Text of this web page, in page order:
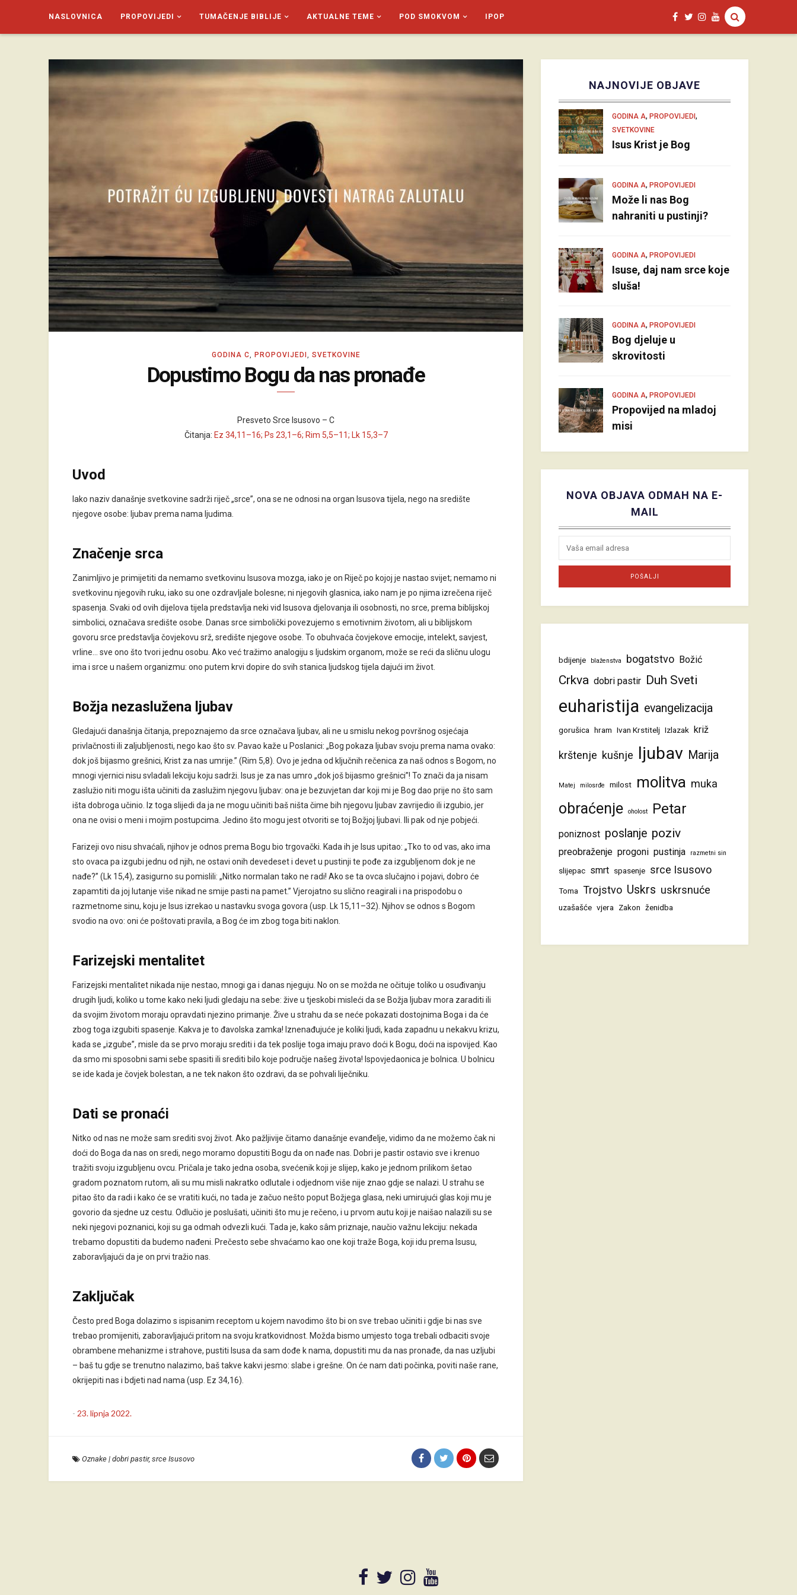
NASLOVNICA PROPOVIJEDI TUMAČENJE BIBLIJE AKTUALNE TEME POD SMOKVOM IPOP
SAGUD.XYZ
GODINA C, PROPOVIJEDI , SVETKOVINE
Dopustimo Bogu da nas pronađe
Presveto Srce Isusovo – C
Čitanja: Ez 34,11–16; Ps 23,1–6; Rim 5,5–11; Lk 15,3–7
Uvod
Iako naziv današnje svetkovine sadrži riječ „srce”, ona se ne odnosi na organ Isusova tijela, nego na središte
njegove osobe: ljubav prema nama ljudima.
Značenje srca
Zanimljivo je primijetiti da nemamo svetkovinu Isusova mozga, iako je on Riječ po kojoj je nastao svijet; nemamo ni
svetkovinu njegovih ruku, iako su one ozdravljale bolesne; ni njegovih glasnica, iako nam je po njima izrečena riječ
spasenja. Svaki od ovih dijelova tijela predstavlja neki vid Isusova djelovanja ili osobnosti, no srce, prema biblijskoj
simbolici, označava središte osobe. Danas srce simbolički povezujemo s emotivnim životom, ali u biblijskom
govoru srce predstavlja čovjekovu srž, središte njegove osobe. To obuhvaća čovjekove emocije, intelekt, savjest,
vrline… sve ono što tvori jednu osobu. Ako već tražimo analogiju s ljudskim organom, može se reći da sličnu ulogu
ima i srce u našem organizmu: ono putem krvi dopire do svih stanica ljudskog tijela dajući im život.
Božja nezaslužena ljubav
Gledajući današnja čitanja, prepoznajemo da srce označava ljubav, ali ne u smislu nekog površnog osjećaja
privlačnosti ili zaljubljenosti, nego kao što sv. Pavao kaže u Poslanici: „Bog pokaza ljubav svoju prema nama ovako:
dok još bijasmo grešnici, Krist za nas umrije.” (Rim 5,8). Ovo je jedna od ključnih rečenica za naš odnos s Bogom, no
mnogi vjernici nisu svladali lekciju koju sadrži. Isus je za nas umro „dok još bijasmo grešnici”! To znači da ja nisam
zaslužio niti mogu išta učiniti da zaslužim njegovu ljubav: ona je bezuvjetan dar koji mi je Bog dao prije no što sam
išta dobroga učinio. Iz toga slijedi da ja ne mogu učiniti baš ništa čime bih njegovu ljubav zavrijedio ili izgubio, jer
ona ne ovisi o meni i mojim postupcima. Jedino što mogu jest otvoriti se toj Božjoj ljubavi. Ili pak od nje pobjeći.
Farizeji ovo nisu shvaćali, njihov je odnos prema Bogu bio trgovački. Kada ih je Isus upitao: „Tko to od vas, ako ima
sto ovaca pa izgubi jednu od njih, ne ostavi onih devedeset i devet u pustinji te pođe za izgubljenom dok je ne
nađe?” (Lk 15,4), zasigurno su pomislili: „Nitko normalan tako ne radi! Ako se ta ovca slučajno i pojavi, dobro će
zapamtiti da joj lutanje više nikad ne smije pasti na pamet.” Vjerojatno su slično reagirali i na prispodobu o
razmetnome sinu, koju je Isus izrekao u nastavku svoga govora (usp. Lk 15,11–32). Njihov se odnos s Bogom
svodio na ovo: oni će poštovati pravila, a Bog će im zbog toga biti naklon.
Farizejski mentalitet
Farizejski mentalitet nikada nije nestao, mnogi ga i danas njeguju. No on se možda ne očituje toliko u osuđivanju
drugih ljudi, koliko u tome kako neki ljudi gledaju na sebe: žive u tjeskobi misleći da se Božja ljubav mora zaraditi ili
da svojim životom moraju opravdati njezino primanje. Žive u strahu da se neće pokazati dostojnima Boga i da će
zbog toga izgubiti spasenje. Kakva je to đavolska zamka! Iznenađujuće je koliki ljudi, kada zapadnu u nekakvu krizu,
kada se „izgube”, misle da se prvo moraju srediti i da tek poslije toga imaju pravo doći k Bogu, doći na ispovijed. Kao
da smo mi sposobni sami sebe spasiti ili srediti bilo koje područje našeg života! Ispovjedaonica je bolnica. U bolnicu
se ide kada je čovjek bolestan, a ne tek nakon što ozdravi, da se pohvali liječniku.
Dati se pronaći
Nitko od nas ne može sam srediti svoj život. Ako pažljivije čitamo današnje evanđelje, vidimo da ne možemo čak ni
doći do Boga da nas on sredi, nego moramo dopustiti Bogu da on nađe nas. Dobri je pastir ostavio sve i krenuo
tražiti svoju izgubljenu ovcu. Pričala je tako jedna osoba, svećenik koji je slijep, kako je jednom prilikom šetao
gradom poznatom rutom, ali su mu misli nakratko odlutale i odjednom više nije znao gdje se nalazi. U strahu se
pitao što da radi i kako će se vratiti kući, no tada je začuo nešto poput Božjega glasa, neki umirujući glas koji mu je
govorio da sjedne uz cestu. Odlučio je poslušati, učiniti što mu je rečeno, i u prvom autu koji je naišao nalazili su se
neki njegovi poznanici, koji su ga odmah odvezli kući. Tada je, kako sâm priznaje, naučio važnu lekciju: nekada
trebamo dopustiti da budemo nađeni. Prečesto sebe shvaćamo kao one koji traže Boga, koji idu prema Isusu,
zaboravljajući da je on prvi tražio nas.
Zaključak
Često pred Boga dolazimo s ispisanim receptom u kojem navodimo što bi on sve trebao učiniti i gdje bi nas sve
trebao promijeniti, zaboravljajući pritom na svoju kratkovidnost. Možda bismo umjesto toga trebali odbaciti svoje
obrambene mehanizme i strahove, pustiti Isusa da sam dođe k nama, dopustiti mu da nas pronađe, da nas uzljubi
– baš tu gdje se trenutno nalazimo, baš takve kakvi jesmo: slabe i grešne. On će nam dati počinka, poviti naše rane,
okrijepiti nas i bdjeti nad nama (usp. Ez 34,16).
- 23. lipnja 2022.
Oznake | dobri pastir, srce Isusovo
NAJNOVIJE OBJAVE
GODINA A, PROPOVIJEDI ,
SVETKOVINE
Isus Krist je Bog
GODINA A, PROPOVIJEDI
Može li nas Bog
nahraniti u pustinji?
GODINA A, PROPOVIJEDI
Isuse, daj nam srce koje
sluša!
GODINA A, PROPOVIJEDI
Bog djeluje u
skrovitosti
GODINA A, PROPOVIJEDI
Propovijed na mladoj
misi
NOVA OBJAVA ODMAH NA E-
MAIL
bdijenje blaženstva bogatstvo Božić
Crkva dobri pastir Duh Sveti
euharistija evangelizacija
gorušica hram Ivan Krstitelj Izlazak križ
krštenje kušnje ljubav Marija
Matej milosrđe milost molitva muka
obraćenje oholost Petar
poniznost poslanje poziv
preobraženje progoni pustinja razmetni sin
slijepac smrt spasenje srce Isusovo
Toma Trojstvo Uskrs uskrsnuće
uzašašće vjera Zakon ženidba